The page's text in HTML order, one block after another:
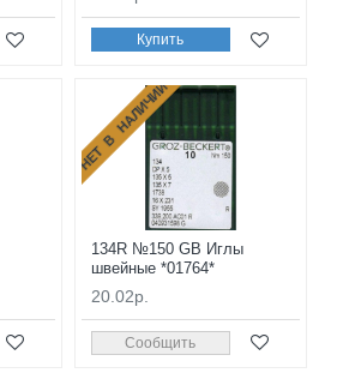
Купить
НЕТ В НАЛИЧИИ
134R №150 GB Иглы
швейные *01764*
20.02р.
Сообщить